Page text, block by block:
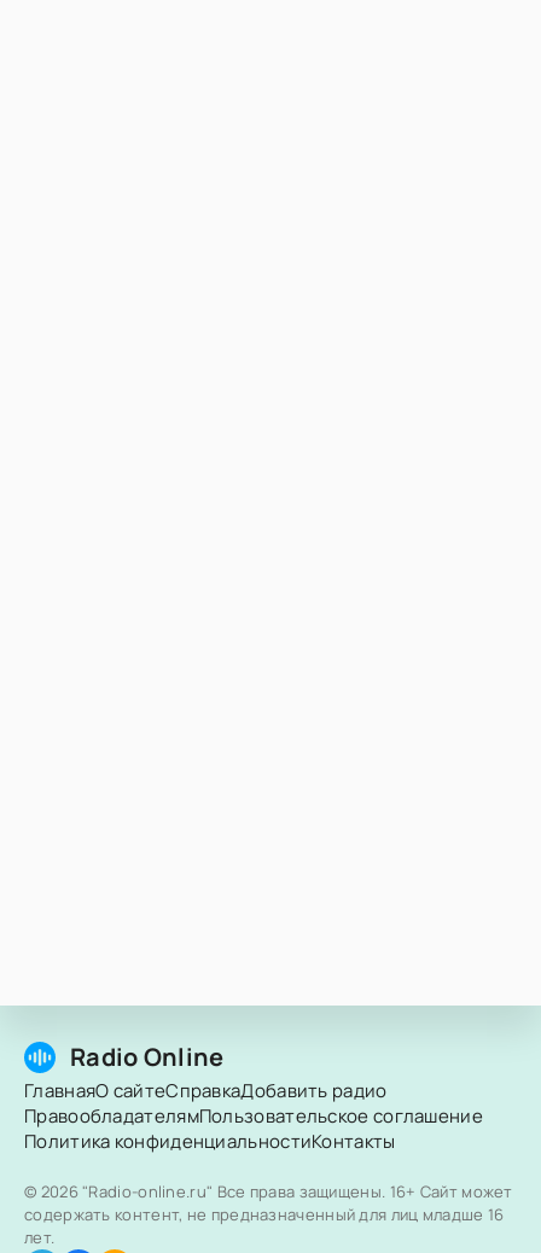
Radio Online
ГлавнаяО сайтеСправкаДобавить радио
ПравообладателямПользовательское соглашение
Политика конфиденциальностиКонтакты
© 2026 "Radio-online.ru" Все права защищены. 16+ Сайт может
содержать контент, не предназначенный для лиц младше 16
лет.